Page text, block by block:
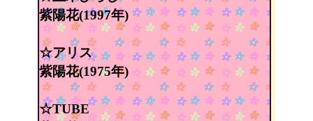
紫陽花(1997年)
☆アリス
紫陽花(1975年)
☆TUBE